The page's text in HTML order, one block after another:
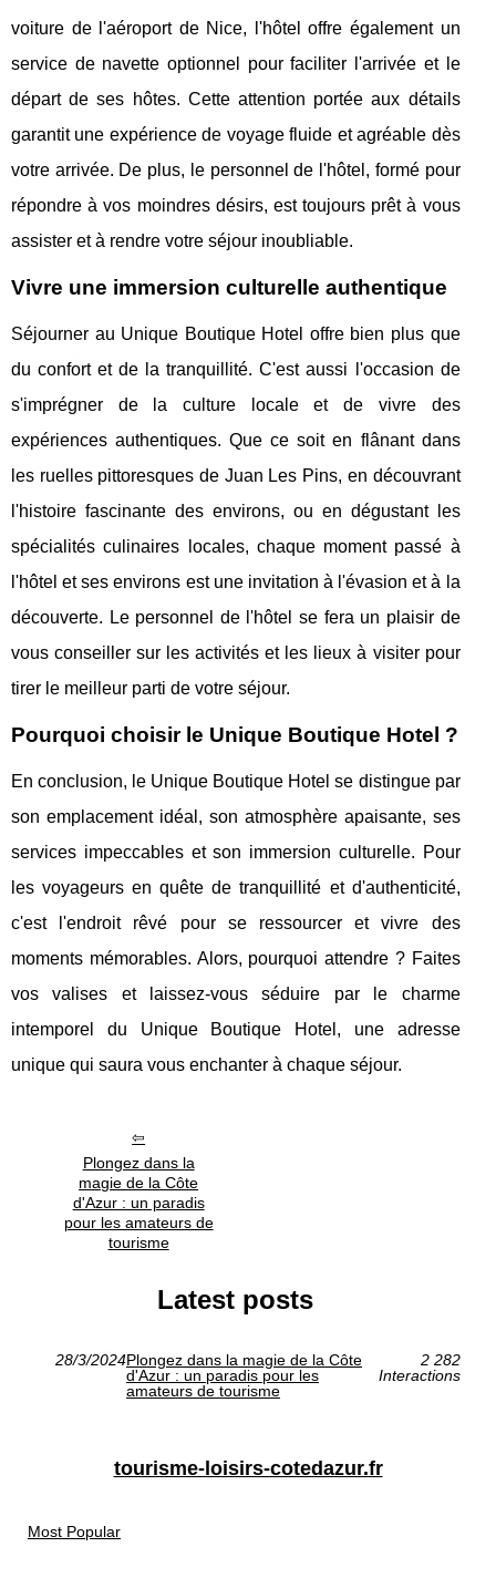
voiture de l'aéroport de Nice, l'hôtel offre également un
service de navette optionnel pour faciliter l'arrivée et le
départ de ses hôtes. Cette attention portée aux détails
garantit une expérience de voyage fluide et agréable dès
votre arrivée. De plus, le personnel de l'hôtel, formé pour
répondre à vos moindres désirs, est toujours prêt à vous
assister et à rendre votre séjour inoubliable.
Vivre une immersion culturelle authentique
Séjourner au Unique Boutique Hotel offre bien plus que
du confort et de la tranquillité. C'est aussi l'occasion de
s'imprégner de la culture locale et de vivre des
expériences authentiques. Que ce soit en flânant dans
les ruelles pittoresques de Juan Les Pins, en découvrant
l'histoire fascinante des environs, ou en dégustant les
spécialités culinaires locales, chaque moment passé à
l'hôtel et ses environs est une invitation à l'évasion et à la
découverte. Le personnel de l'hôtel se fera un plaisir de
vous conseiller sur les activités et les lieux à visiter pour
tirer le meilleur parti de votre séjour.
Pourquoi choisir le Unique Boutique Hotel ?
En conclusion, le Unique Boutique Hotel se distingue par
son emplacement idéal, son atmosphère apaisante, ses
services impeccables et son immersion culturelle. Pour
les voyageurs en quête de tranquillité et d'authenticité,
c'est l'endroit rêvé pour se ressourcer et vivre des
moments mémorables. Alors, pourquoi attendre ? Faites
vos valises et laissez-vous séduire par le charme
intemporel du Unique Boutique Hotel, une adresse
unique qui saura vous enchanter à chaque séjour.
Plongez dans la
magie de la Côte
d'Azur : un paradis
pour les amateurs de
tourisme
Latest posts
28/3/2024Plongez dans la magie de la Côte
d'Azur : un paradis pour les
amateurs de tourisme
2 282
Interactions
tourisme-loisirs-cotedazur.fr
Most Popular